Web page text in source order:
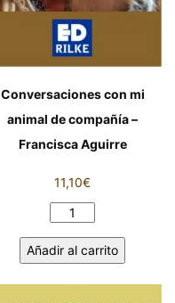
Conversaciones con mi
animal de compañía –
Francisca Aguirre
11,10€
Conversaciones
mi
Añadir al carrito